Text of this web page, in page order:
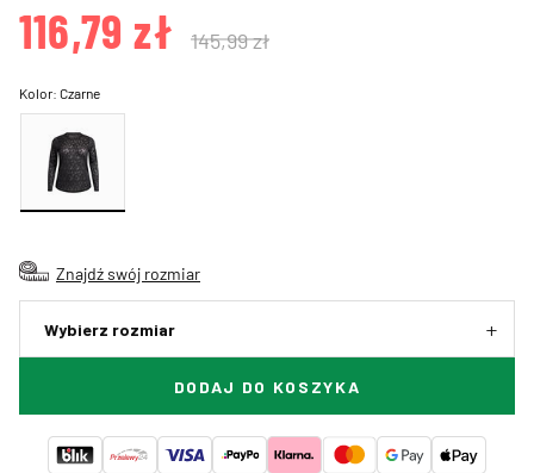
116,79 zł 145,99 zł
Kolor:Czarne
Znajdź swój rozmiar
Wybierz rozmiar
DODAJ DO KOSZYKA